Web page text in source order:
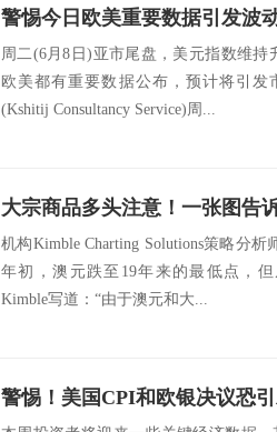
周二(6月8日)亚市尾盘，美元指数维持
欧美都有重要数据公布，预计将引
(Kshitij Consultancy Service)周...
机构Kimble Charting Solutions策略分析
年初，澳元跌至19年来的最低点，
Kimble写道：“由于澳元和大...